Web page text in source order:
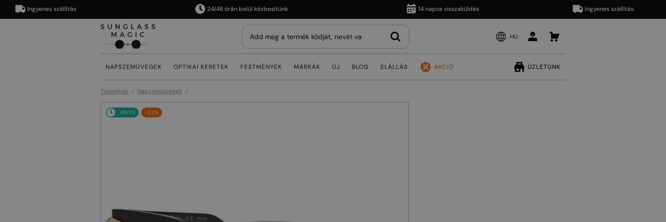
Ingyenes szállítás 24/48 órán belül kézbesítünk 14 napos visszaküldés Ingyenes szállítás
HU
NAPSZEMÜVEGEK OPTIKAI KERETEK FESTMÉNYEK MÁRKÁK ÚJ BLOG ELÁLLÁS AKCIÓ ÜZLETÜNK
Termékek Napszemüvegek
48/72 -22%